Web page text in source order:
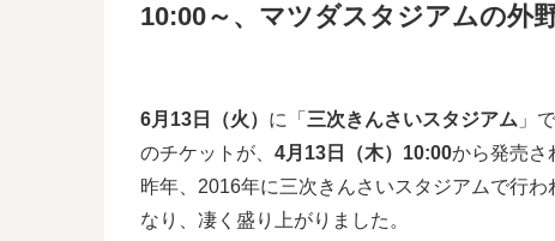
10:00～、マツダスタジアムの外
6月13日（火） に「 三次きんさいスタジアム 」
のチケットが、 4月13日（木）10:00から発売さ
昨年、2016年に三次きんさいスタジアムで行
なり、凄く盛り上がりました。